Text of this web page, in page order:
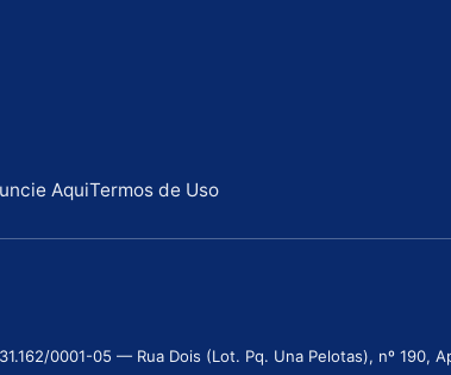
AquiTermos de Uso
0001-05 — Rua Dois (Lot. Pq. Una Pelotas), nº 190,